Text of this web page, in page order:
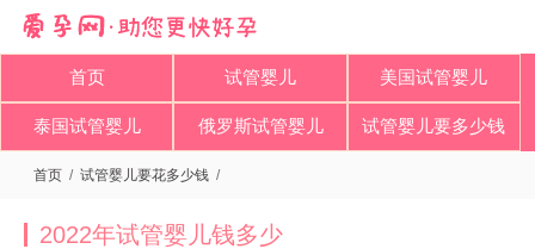
首页 试管婴儿 美国试管婴儿
泰国试管婴儿 俄罗斯试管婴儿 试管婴儿要多少钱
首页 / 试管婴儿要花多少钱 /
2022年试管婴儿钱多少